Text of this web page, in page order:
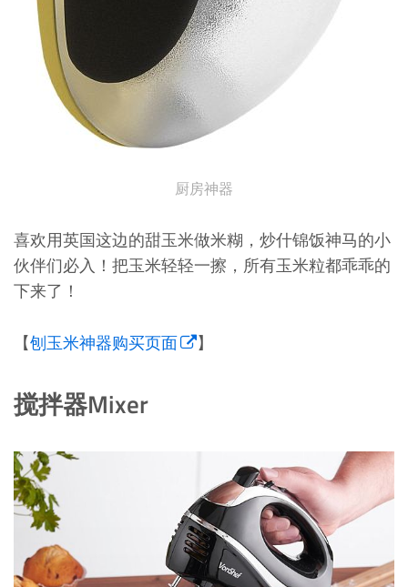
厨房神器
喜欢用英国这边的甜玉米做米糊，炒什锦饭神马的小
伙伴们必入！把玉米轻轻一擦，所有玉米粒都乖乖的
下来了！
【刨玉米神器购买页面 】
搅拌器Mixer